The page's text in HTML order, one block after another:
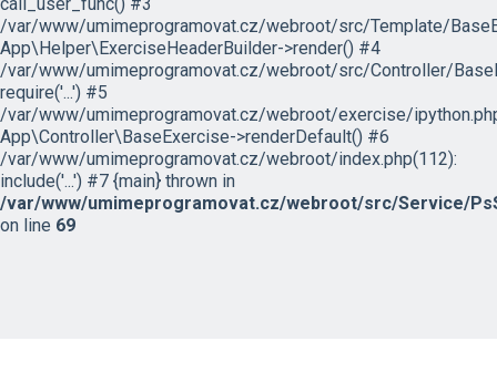
/var/www/umimeprogramovat.cz/webroot/src/Template/
App\Helper\ExerciseHeaderBuilder->render() #4
/var/www/umimeprogramovat.cz/webroot/src/Controller/
require('...') #5
/var/www/umimeprogramovat.cz/webroot/exercise/
App\Controller\BaseExercise->renderDefault() #6
/var/www/umimeprogramovat.cz/webroot/index.php(112):
include('...') #7 {main} thrown in
/var/www/umimeprogramovat.cz/webroot/src/Service/
on line 69